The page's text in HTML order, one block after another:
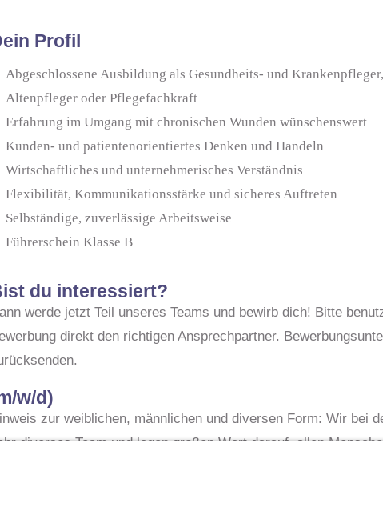
Profil
Abgeschlossene Ausbildung als Gesundheits- und
Altenpfleger oder Pflegefachkraft
Erfahrung im Umgang mit chronischen Wunden wünschenswert
Kunden-­ und patientenorientiertes Denken und Handeln
Wirtschaftliches und unternehmerisches Verständnis
Flexibilität, Kommunikationsstärke und sicheres Auftreten
Selbständige, zuverlässige Arbeitsweise
Führerschein Klasse B
du interessiert?
werde jetzt Teil unseres Teams und bewirb dich! Bitte
direkt den richtigen Ansprechpartner.
w/d)
zur weiblichen, männlichen und diversen Form: Wir bei
diverses Team und legen großen Wert darauf, allen